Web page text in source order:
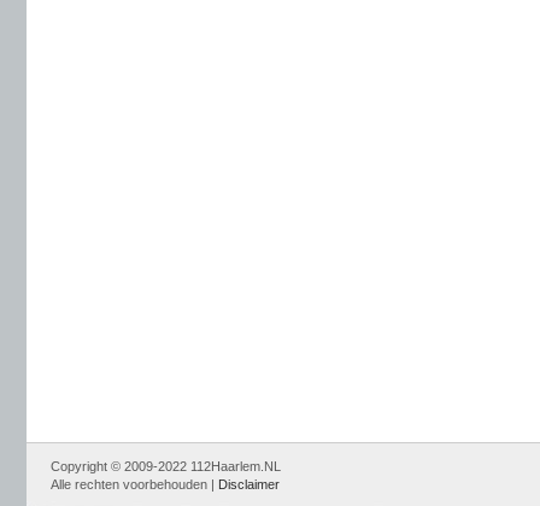
Copyright © 2009-2022 112Haarlem.NL
Alle rechten voorbehouden | Disclaimer